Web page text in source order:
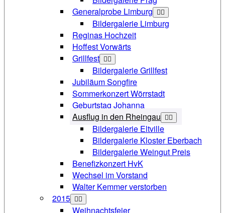
Generalprobe Limburg
Bildergalerie Limburg
Reginas Hochzeit
Hoffest Vorwärts
Grillfest
Bildergalerie Grillfest
Jubiläum Songfire
Sommerkonzert Wörrstadt
Geburtstag Johanna
Ausflug in den Rheingau
Bildergalerie Eltville
Bildergalerie Kloster Eberbach
Bildergalerie Weingut Preis
Benefizkonzert HvK
Wechsel im Vorstand
Walter Kemmer verstorben
2015
Weihnachtsfeier